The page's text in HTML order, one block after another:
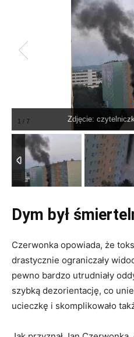
1 / 7 Zdjęcie:
Dym był
Czerwonka opowiada, że
drastycznie ograniczały
pewno bardzo utrudniały
szybką dezorientację, co
ucieczkę i skomplikowało